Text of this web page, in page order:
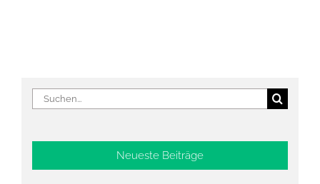
Suche
nach:
Neueste Beiträge